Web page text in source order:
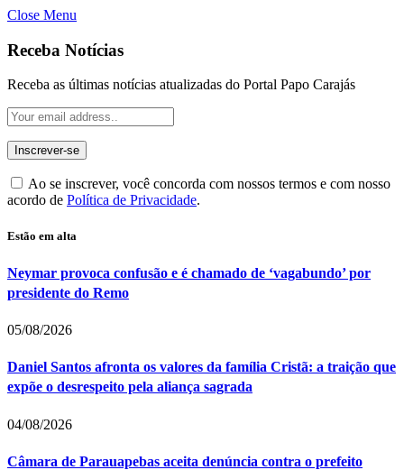
Close Menu
Receba Notícias
Receba as últimas notícias atualizadas do Portal Papo Carajás
Ao se inscrever, você concorda com nossos termos e com nosso
acordo de Política de Privacidade.
Estão em alta
Neymar provoca confusão e é chamado de ‘vagabundo’ por
presidente do Remo
05/08/2026
Daniel Santos afronta os valores da família Cristã: a traição que
expõe o desrespeito pela aliança sagrada
04/08/2026
Câmara de Parauapebas aceita denúncia contra o prefeito